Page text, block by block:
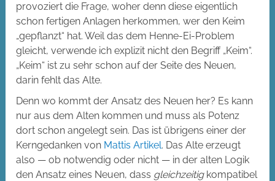
provoziert die Frage, woher denn diese eigentlich
schon fertigen Anlagen herkommen, wer den Keim
„gepflanzt“ hat. Weil das dem Henne-Ei-Problem
gleicht, verwende ich explizit nicht den Begriff „Keim“.
„Keim“ ist zu sehr schon auf der Seite des Neuen,
darin fehlt das Alte.
Denn wo kommt der Ansatz des Neuen her? Es kann
nur aus dem Alten kommen und muss als Potenz
dort schon angelegt sein. Das ist übrigens einer der
Kerngedanken von Mattis Artikel. Das Alte erzeugt
also — ob notwendig oder nicht — in der alten Logik
den Ansatz eines Neuen, dass gleichzeitigkompatibel